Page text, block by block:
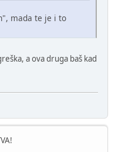
mada te je i to
a ova druga baš kad